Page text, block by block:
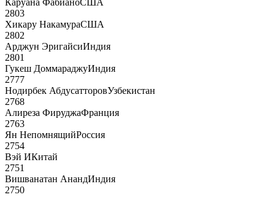
Каруана ФабианоСША
2803
Хикару НакамураСША
2802
Арджун ЭригайсиИндия
2801
Гукеш ДоммараджуИндия
2777
Нодирбек АбдусатторовУзбекистан
2768
Алиреза ФируджаФранция
2763
Ян НепомнящийРоссия
2754
Вэй ИКитай
2751
Вишванатан АнандИндия
2750